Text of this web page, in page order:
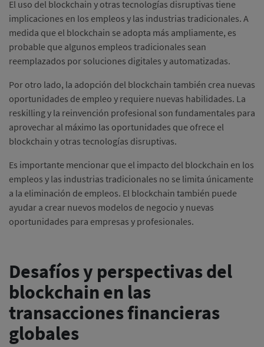
El uso del blockchain y otras tecnologías disruptivas tiene
implicaciones en los empleos y las industrias tradicionales. A
medida que el blockchain se adopta más ampliamente, es
probable que algunos empleos tradicionales sean
reemplazados por soluciones digitales y automatizadas.
Por otro lado, la adopción del blockchain también crea nuevas
oportunidades de empleo y requiere nuevas habilidades. La
reskilling y la reinvención profesional son fundamentales para
aprovechar al máximo las oportunidades que ofrece el
blockchain y otras tecnologías disruptivas.
Es importante mencionar que el impacto del blockchain en los
empleos y las industrias tradicionales no se limita únicamente
a la eliminación de empleos. El blockchain también puede
ayudar a crear nuevos modelos de negocio y nuevas
oportunidades para empresas y profesionales.
Desafíos y perspectivas del
blockchain en las
transacciones financieras
globales